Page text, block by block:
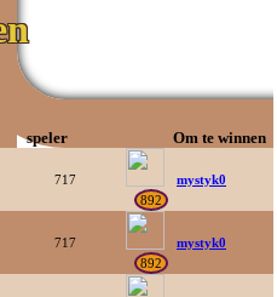
speler Om te winnen
717
892
mystyk0
717
892
mystyk0